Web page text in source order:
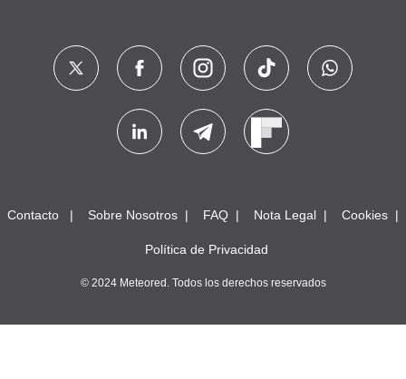
Contacto Sobre Nosotros FAQ Nota Legal Cookies
Política de Privacidad
© 2024 Meteored. Todos los derechos reservados